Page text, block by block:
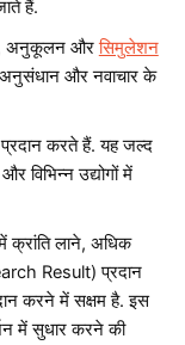
हैं.
अनुकूलन औरसिमुलेशन
और नवाचार के
करते हैं. यह जल्द
विभिन्न उद्योगों में
क्रांति लाने, अधिक
Result) प्रदान
करने में सक्षम है. इस
में सुधार करने की